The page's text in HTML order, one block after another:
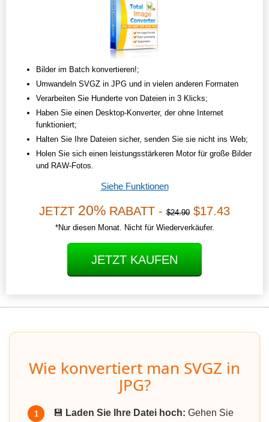
Bilder im Batch konvertieren!;
Umwandeln SVGZ in JPG und in vielen anderen Formaten
Verarbeiten Sie Hunderte von Dateien in 3 Klicks;
Haben Sie einen Desktop-Konverter, der ohne Internet
funktioniert;
Halten Sie Ihre Dateien sicher, senden Sie sie nicht ins Web;
Holen Sie sich einen leistungsstärkeren Motor für große Bilder
und RAW-Fotos.
Siehe Funktionen
JETZT 20% RABATT - $24.90 $17.43
*Nur diesen Monat. Nicht für Wiederverkäufer.
JETZT KAUFEN
Wie konvertiert man SVGZ in
JPG?
1 💾 Laden Sie Ihre Datei hoch: Gehen Sie